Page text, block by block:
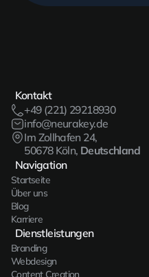
Kontakt
+49 (221) 29218930
info@neurakey.de
Im Zollhafen 24,
50678 Köln, Deutschland
Navigation
Startseite
Über uns
Blog
Karriere
Dienstleistungen
Branding
Webdesign
Content Creation